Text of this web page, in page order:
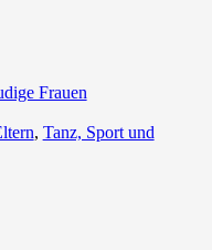
Frauen
, Tanz, Sport und